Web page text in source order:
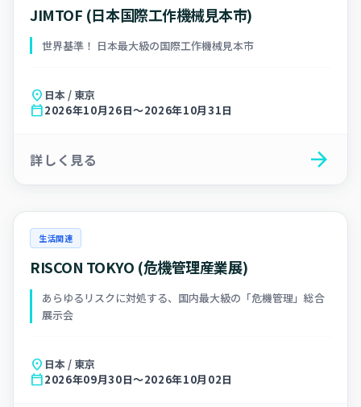
JIMTOF (日本国際工作機械見本市)
世界基準！ 日本最大級の国際工作機械見本市
location_on 日本 / 東京
calendar_today2026年10月26日～2026年10月31日
詳しく見る arrow_forward
生活関連
RISCON TOKYO (危機管理産業展)
あらゆるリスクに対処する、国内最大級の「危機管理」総合
展示会
location_on 日本 / 東京
calendar_today2026年09月30日～2026年10月02日